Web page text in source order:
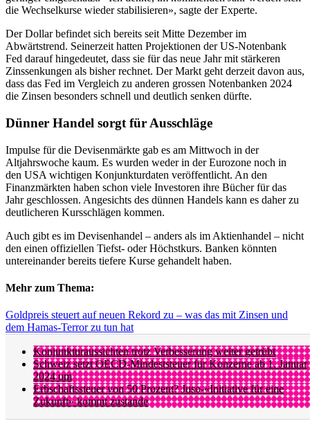
die Wechselkurse wieder stabilisieren», sagte der Experte.
Der Dollar befindet sich bereits seit Mitte Dezember im
Abwärtstrend. Seinerzeit hatten Projektionen der US-Notenbank
Fed darauf hingedeutet, dass sie für das neue Jahr mit stärkeren
Zinssenkungen als bisher rechnet. Der Markt geht derzeit davon aus,
dass das Fed im Vergleich zu anderen grossen Notenbanken 2024
die Zinsen besonders schnell und deutlich senken dürfte.
Dünner Handel sorgt für Ausschläge
Impulse für die Devisenmärkte gab es am Mittwoch in der
Altjahrswoche kaum. Es wurden weder in der Eurozone noch in
den USA wichtigen Konjunkturdaten veröffentlicht. An den
Finanzmärkten haben schon viele Investoren ihre Bücher für das
Jahr geschlossen. Angesichts des dünnen Handels kann es daher zu
deutlicheren Kursschlägen kommen.
Auch gibt es im Devisenhandel – anders als im Aktienhandel – nicht
den einen offiziellen Tiefst- oder Höchstkurs. Banken könnten
untereinander bereits tiefere Kurse gehandelt haben.
Mehr zum Thema:
Goldpreis steuert auf neuen Rekord zu – was das mit Zinsen und
dem Hamas-Terror zu tun hat
Konjunkturaussichten trotz Verbesserung weiter getrübt
Schweiz setzt OECD-Mindeststeuer für Konzerne ab 1. Januar
2024 um
Erbschaftssteuer von 50 Prozent? Juso-«Initiative für eine
Zukunft» kommt zustande